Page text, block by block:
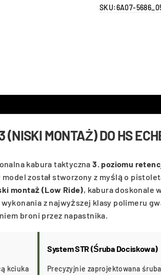
SKU:6A07-
MONTAŻ) DO HS
kabura taktyczna3. poziomu
został stworzony z myślą o
montaż (Low Ride), kabura doskonale
z najwyższej klasy polimeru
broni przez napastnika.
kciuka
System STR (Śruba Dociskowa)
Precyzyjnie zaprojektowana